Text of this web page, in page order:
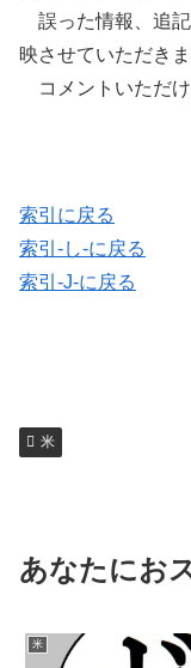
誤った情報、追記
映させていただき
コメントいただけ
索引に戻る
索引-し-に戻る
索引-J-に戻る
米
あなたにお
米